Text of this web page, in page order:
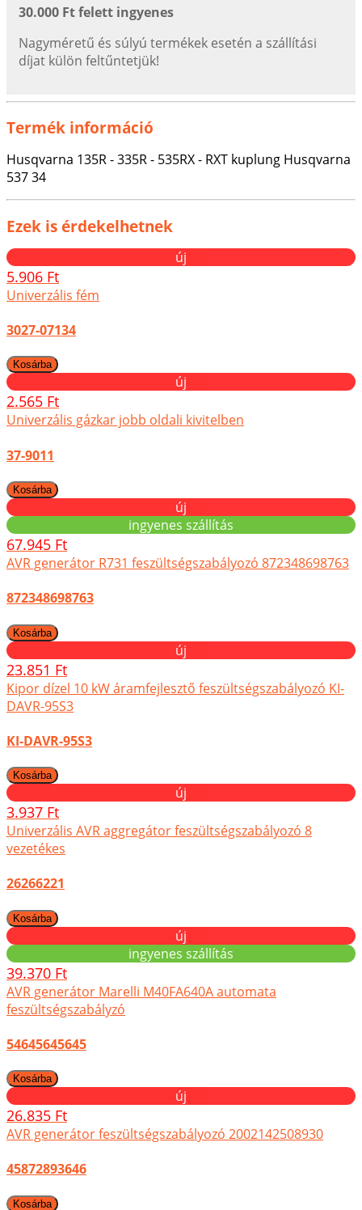
30.000 Ft felett ingyenes
Nagyméretű és súlyú termékek esetén a szállítási
díjat külön feltűntetjük!
Termék információ
Husqvarna 135R - 335R - 535RX - RXT kuplung Husqvarna
537 34
Ezek is érdekelhetnek
új
5.906 Ft
Univerzális fém
3027-07134
új
2.565 Ft
Univerzális gázkar jobb oldali kivitelben
37-9011
új
ingyenes szállítás
67.945 Ft
AVR generátor R731 feszültségszabályozó 872348698763
872348698763
új
23.851 Ft
Kipor dízel 10 kW áramfejlesztő feszültségszabályozó KI-
DAVR-95S3
KI-DAVR-95S3
új
3.937 Ft
Univerzális AVR aggregátor feszültségszabályozó 8
vezetékes
26266221
új
ingyenes szállítás
39.370 Ft
AVR generátor Marelli M40FA640A automata
feszültségszabályzó
54645645645
új
26.835 Ft
AVR generátor feszültségszabályozó 2002142508930
45872893646